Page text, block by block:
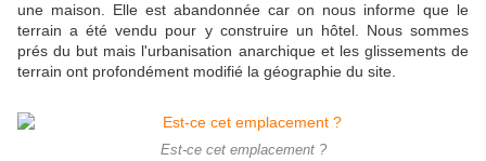
une maison. Elle est abandonnée car on nous informe que le
terrain a été vendu pour y construire un hôtel. Nous sommes
prés du but mais l'urbanisation anarchique et les glissements de
terrain ont profondément modifié la géographie du site.
Est-ce cet emplacement ?